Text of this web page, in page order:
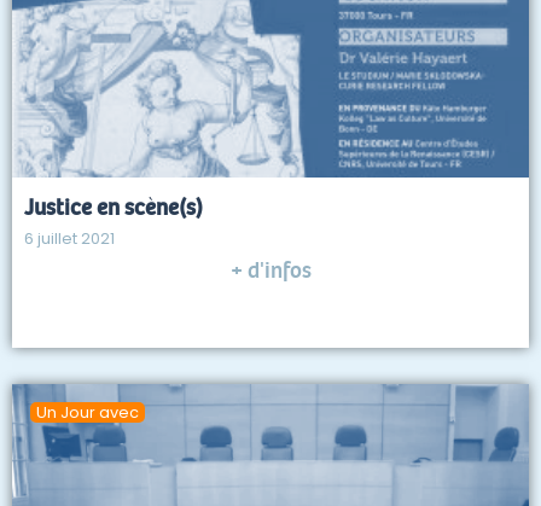
Justice en scène(s)
6 juillet 2021
+ d'infos
Un Jour avec